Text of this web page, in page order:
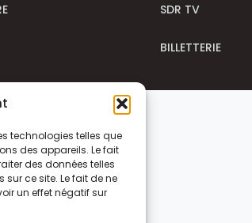
technologies telles que
des appareils. Le fait
des données telles
ce site. Le fait de ne
un effet négatif sur
SDR TV
BILLETTERIE